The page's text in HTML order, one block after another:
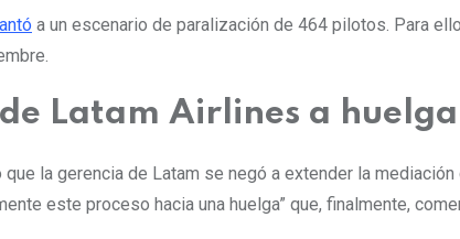
a un escenario de paralización de 464 pilotos. Para
Latam Airlines a huelga
que la gerencia de Latam se negó a extender la
este proceso hacia una huelga” que, finalmente,